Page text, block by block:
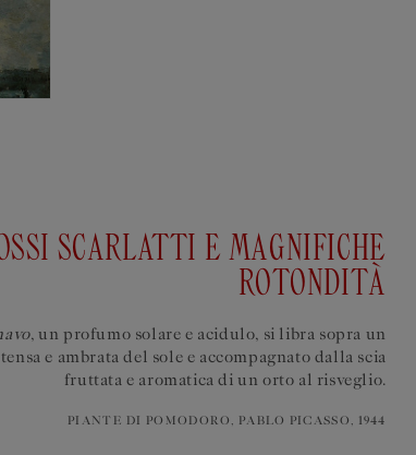
SCARLATTI E MAGNIFICHE
ROTONDITÀ
, un profumo solare e acidulo, si libra sopra un
e ambrata del sole e accompagnato dalla scia
fruttata e aromatica di un orto al risveglio.
PIANTE DI POMODORO, PABLO PICASSO, 1944